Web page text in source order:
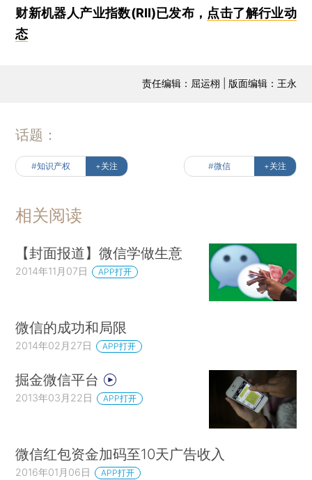
财新机器人产业指数(RII)已发布， 点击了解行业动
态
责任编辑：屈运栩 | 版面编辑：王永
话题：
#知识产权 +关注 #微信 +关注
相关阅读
【封面报道】微信学做生意
2014年11月07日 APP打开
微信的成功和局限
2014年02月27日 APP打开
掘金微信平台
2013年03月22日 APP打开
微信红包资金加码至10天广告收入
2016年01月06日 APP打开